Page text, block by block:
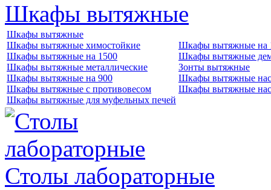
Шкафы вытяжные
Шкафы вытяжные
Шкафы вытяжные химостойкие
Шкафы вытяжные на 1500
Шкафы вытяжные металлические
Шкафы вытяжные на 900
Шкафы вытяжные с противовесом
Шкафы вытяжные для муфельных печей
Шкафы вытяжные на
Шкафы вытяжные
Зонты вытяжные
Шкафы вытяжные
Шкафы вытяжные
Столы лабораторные